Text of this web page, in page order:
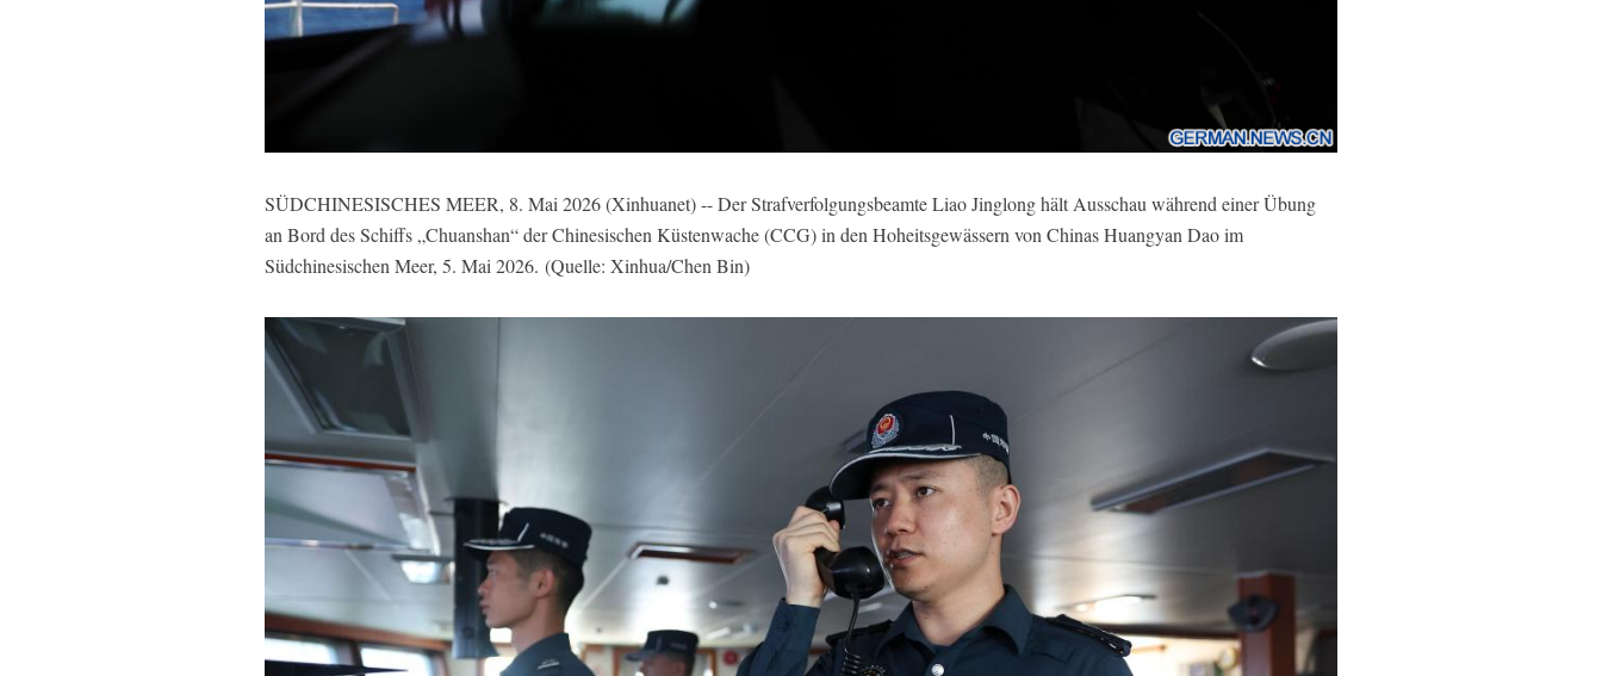
SÜDCHINESISCHES MEER, 8. Mai 2026 (Xinhuanet) -- Der Strafverfolgungsbeamte Liao Jinglong hält Ausschau während einer Übung
an Bord des Schiffs „Chuanshan“ der Chinesischen Küstenwache (CCG) in den Hoheitsgewässern von Chinas Huangyan Dao im
Südchinesischen Meer, 5. Mai 2026. (Quelle: Xinhua/Chen Bin)